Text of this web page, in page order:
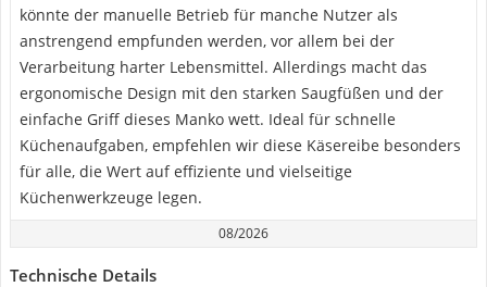
könnte der manuelle Betrieb für manche Nutzer als
anstrengend empfunden werden, vor allem bei der
Verarbeitung harter Lebensmittel. Allerdings macht das
ergonomische Design mit den starken Saugfüßen und der
einfache Griff dieses Manko wett. Ideal für schnelle
Küchenaufgaben, empfehlen wir diese Käsereibe besonders
für alle, die Wert auf effiziente und vielseitige
Küchenwerkzeuge legen.
08/2026
Technische Details